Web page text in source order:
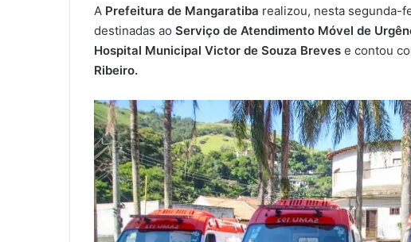
e
-
l
A Prefeitura de Mangaratiba realizou, nesta segunda-
destinadas ao Serviço de Atendimento Móvel de
Hospital Municipal Victor de Souza Breves e contou
Ribeiro.